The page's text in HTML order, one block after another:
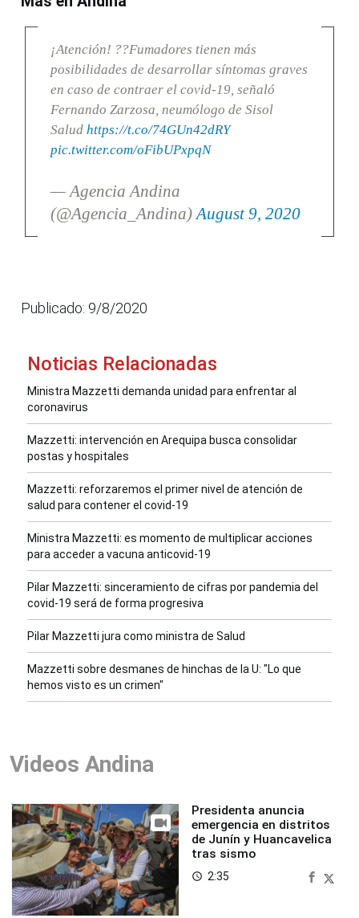
¡Atención! ??Fumadores tienen más
posibilidades de desarrollar síntomas graves
en caso de contraer el covid-19, señaló
Fernando Zarzosa, neumólogo de Sisol
Salud https://t.co/74GUn42dRY
pic.twitter.com/oFibUPxpqN
— Agencia Andina
(@Agencia_Andina) August 9, 2020
Publicado: 9/8/2020
Noticias Relacionadas
Ministra Mazzetti demanda unidad para enfrentar al
coronavirus
Mazzetti: intervención en Arequipa busca consolidar
postas y hospitales
Mazzetti: reforzaremos el primer nivel de atención de
salud para contener el covid-19
Ministra Mazzetti: es momento de multiplicar acciones
para acceder a vacuna anticovid-19
Pilar Mazzetti: sinceramiento de cifras por pandemia del
covid-19 será de forma progresiva
Pilar Mazzetti jura como ministra de Salud
Mazzetti sobre desmanes de hinchas de la U: "Lo que
hemos visto es un crimen"
Videos Andina
Presidenta anuncia
emergencia en distritos
de Junín y Huancavelica
tras sismo
access_time 2:35